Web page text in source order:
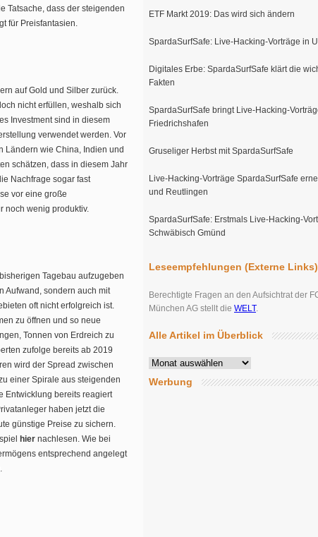
Tatsache, dass der steigenden
für Preisfantasien.
auf Gold und Silber zurück.
nicht erfüllen, weshalb sich
Investment sind in diesem
verwendet werden. Vor
Ländern wie China, Indien und
schätzen, dass in diesem Jahr
Nachfrage sogar fast
vor eine große
noch wenig produktiv.
Tagebau aufzugeben
Aufwand, sondern auch mit
oft nicht erfolgreich ist.
zu öffnen und so neue
Tonnen von Erdreich zu
zufolge bereits ab 2019
wird der Spread zwischen
einer Spirale aus steigenden
Entwicklung bereits reagiert
haben jetzt die
günstige Preise zu sichern.
hier nachlesen. Wie bei
entsprechend angelegt
ETF Markt 2019: Das wird sich ändern
SpardaSurfSafe: Live-Hacking-Vorträge in
Digitales Erbe: SpardaSurfSafe klärt die
Fakten
SpardaSurfSafe bringt Live-Hacking-
Friedrichshafen
Gruseliger Herbst mit SpardaSurfSafe
Live-Hacking-Vorträge SpardaSurfSafe
und Reutlingen
SpardaSurfSafe: Erstmals Live-Hacking-
Schwäbisch Gmünd
Leseempfehlungen (Externe Links)
Berechtigte Fragen an den Aufsichtrat der
München AG stellt die WELT.
Alle Artikel im Überblick
Alle
im
Werbung